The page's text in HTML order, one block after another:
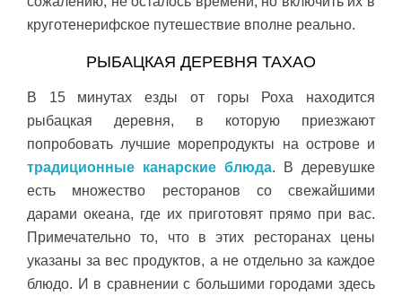
круготенерифское путешествие вполне реально.
РЫБАЦКАЯ ДЕРЕВНЯ ТАХАО
В 15 минутах езды от горы Роха находится
рыбацкая деревня, в которую приезжают
попробовать лучшие морепродукты на острове и
традиционные канарские блюда. В деревушке
есть множество ресторанов со свежайшими
дарами океана, где их приготовят прямо при вас.
Примечательно то, что в этих ресторанах цены
указаны за вес продуктов, а не отдельно за каждое
блюдо. И в сравнении с большими городами здесь